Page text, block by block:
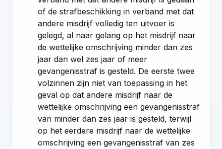
of de strafbeschikking in verband met dat
andere misdrijf volledig ten uitvoer is
gelegd, al naar gelang op het misdrijf naar
de wettelijke omschrijving minder dan zes
jaar dan wel zes jaar of meer
gevangenisstraf is gesteld. De eerste twee
volzinnen zijn niet van toepassing in het
geval op dat andere misdrijf naar de
wettelijke omschrijving een gevangenisstraf
van minder dan zes jaar is gesteld, terwijl
op het eerdere misdrijf naar de wettelijke
omschrijving een gevangenisstraf van zes